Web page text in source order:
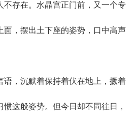
不存在。水晶宫正门前，又一个专
面，摆出土下座的姿势，口中高声
，沉默着保持着伏在地上，撅着
这般姿势。但今日却不同往日，